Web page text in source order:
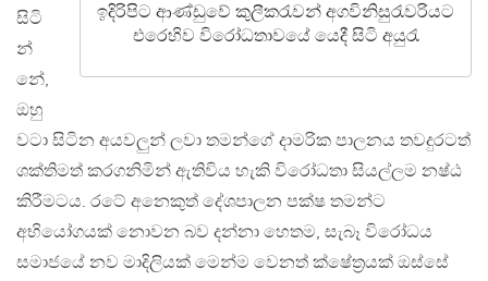
ඉදිරිපිට ආණ්ඩුවේ කුලීකරැවන් අගවිනිසුරැවරියට
එරෙහිව විරෝධතාවයේ යෙදී සිටි අයුරැ
සිටි
න්
නේ,
ඔහු
වටා සිටින අයවලුන් ලවා තමන්ගේ දාමරික පාලනය තවදුරටත්
ශක්තිමත් කරගනිමින් ඇතිවිය හැකි විරෝධතා සියල්ලම නෂ්ඨ
කිරීමටය. රටේ අනෙකුත් දේශපාලන පක්ෂ තමන්ට
අභියෝගයක් නොවන බව දන්නා හෙතම, සැබෑ විරෝධය
සමාජයේ නව මාදිලියක් මෙන්ම වෙනත් ක්ෂේත්‍රයක් ඔස්සේ